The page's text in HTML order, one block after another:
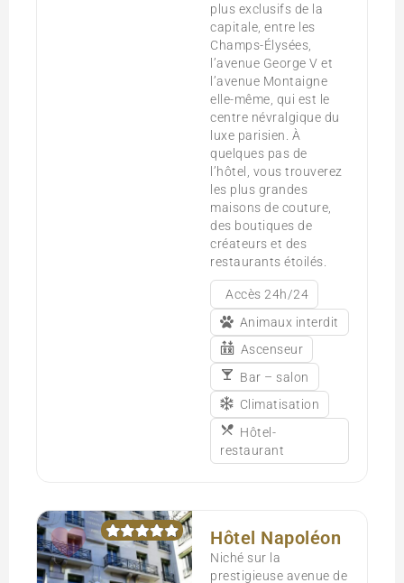
plus exclusifs de la
capitale, entre les
Champs-Élysées,
l’avenue George V et
l’avenue Montaigne
elle-même, qui est le
centre névralgique du
luxe parisien. À
quelques pas de
l’hôtel, vous trouverez
les plus grandes
maisons de couture,
des boutiques de
créateurs et des
restaurants étoilés.
Accès 24h/24
Animaux interdit
Ascenseur
Bar – salon
Climatisation
Hôtel-
restaurant
Hôtel Napoléon
Niché sur la
prestigieuse avenue de